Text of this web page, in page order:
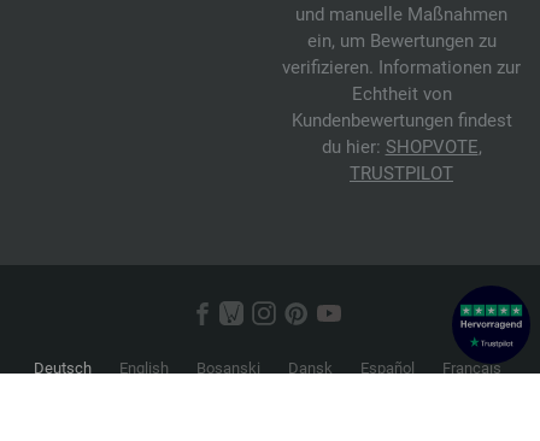
und manuelle Maßnahmen
ein, um Bewertungen zu
verifizieren. Informationen zur
Echtheit von
Kundenbewertungen findest
du hier: SHOPVOTE,
TRUSTPILOT
Deutsch English Bosanski Dansk Español
Français